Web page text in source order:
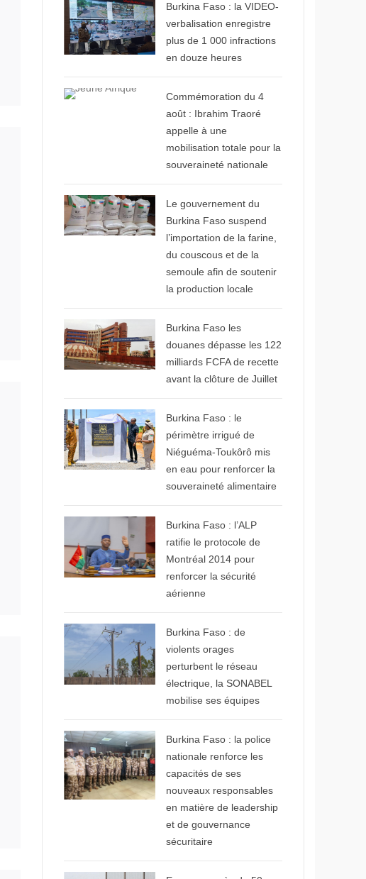
Burkina Faso : la VIDEO-
verbalisation enregistre
plus de 1 000 infractions
en douze heures
Commémoration du 4
août : Ibrahim Traoré
appelle à une
mobilisation totale pour la
souveraineté nationale
Le gouvernement du
Burkina Faso suspend
l’importation de la farine,
du couscous et de la
semoule afin de soutenir
la production locale
Burkina Faso les
douanes dépasse les 122
milliards FCFA de recette
avant la clôture de Juillet
Burkina Faso : le
périmètre irrigué de
Niéguéma-Toukôrô mis
en eau pour renforcer la
souveraineté alimentaire
Burkina Faso : l’ALP
ratifie le protocole de
Montréal 2014 pour
renforcer la sécurité
aérienne
Burkina Faso : de
violents orages
perturbent le réseau
électrique, la SONABEL
mobilise ses équipes
Burkina Faso : la police
nationale renforce les
capacités de ses
nouveaux responsables
en matière de leadership
et de gouvernance
sécuritaire